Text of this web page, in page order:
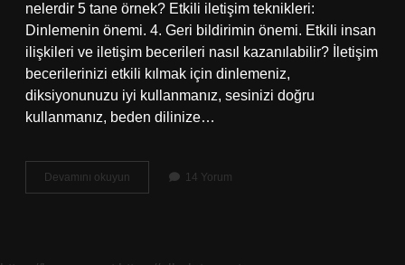
nelerdir 5 tane örnek? Etkili iletişim teknikleri:
Dinlemenin önemi. 4. Geri bildirimin önemi. Etkili insan
ilişkileri ve iletişim becerileri nasıl kazanılabilir? İletişim
becerilerinizi etkili kılmak için dinlemeniz,
diksiyonunuzu iyi kullanmanız, sesinizi doğru
kullanmanız, beden dilinize…
Devamını okuyun
Iletişim
14 Yorum